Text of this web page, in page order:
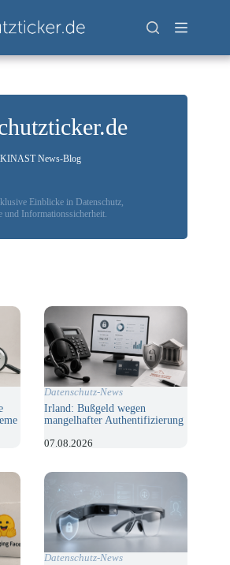
News-Blog
Einblicke in Datenschutz,
und Informationssicherheit.
Datenschutz-News
Irland: Bußgeld wegen
mangelhafter Authentifizierung
07.08.2026
Datenschutz-News